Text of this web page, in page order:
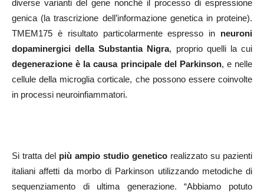
diverse varianti del gene nonché il processo di espressione
genica (la trascrizione dell’informazione genetica in proteine).
TMEM175 è risultato particolarmente espresso in neuroni
dopaminergici della Substantia Nigra, proprio quelli la cui
degenerazione è la causa principale del Parkinson, e nelle
cellule della microglia corticale, che possono essere coinvolte
in processi neuroinfiammatori.
Si tratta del più ampio studio genetico realizzato su pazienti
italiani affetti da morbo di Parkinson utilizzando metodiche di
sequenziamento di ultima generazione. “Abbiamo potuto